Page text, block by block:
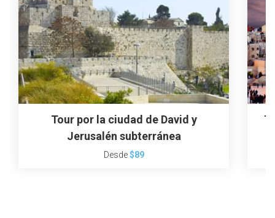
Tour por la ciudad de David y
Jerusalén subterránea
Desde$89